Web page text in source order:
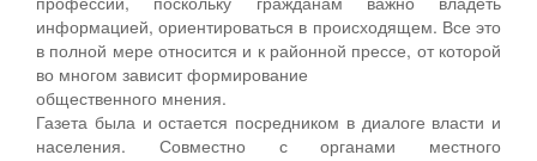
информацией, ориентироваться в происходящем. Все это
в полной мере относится и к районной прессе, от которой
во многом зависит формирование
общественного мнения.
Газета была и остается посредником в диалоге власти и
населения. Совместно с органами местного